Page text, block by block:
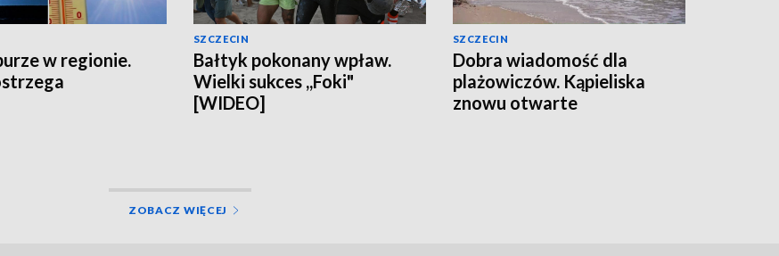
w regionie.
SZCZECIN
Bałtyk pokonany wpław.
Wielki sukces ,,Foki"
[WIDEO]
SZCZECIN
Dobra wiadomość dla
plażowiczów. Kąpieliska
znowu otwarte
ZOBACZ WIĘCEJ